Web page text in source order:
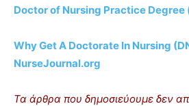
Doctor of Nursing Practice Degree
Why Get A Doctorate In Nursing
NurseJournal.org
Τα άρθρα που δημοσιεύουμε δεν